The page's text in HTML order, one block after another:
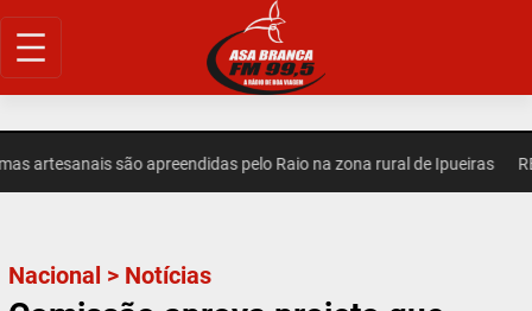
Pular
para
artesanais são apreendidas pelo Raio na zona rural de Ipueiras
Nacional > Notícias